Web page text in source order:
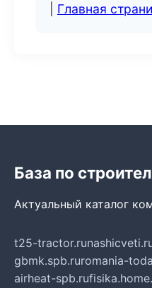
Главная
База по
Актуальный каталог
t25-tractor.ru
gbmk.spb.ruromania-
airheat-spb.ru